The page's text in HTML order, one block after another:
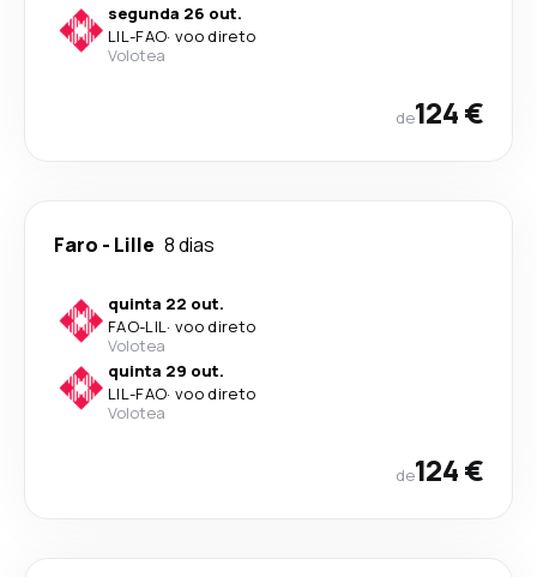
segunda 26 out.
LIL-FAO· voo direto
Volotea
de124 €
Faro - Lille 8 dias
quinta 22 out.
FAO-LIL· voo direto
Volotea
quinta 29 out.
LIL-FAO· voo direto
Volotea
de124 €